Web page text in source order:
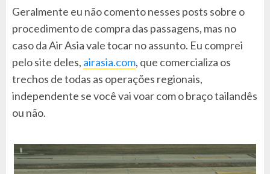
Geralmente eu não comento nesses posts sobre o
procedimento de compra das passagens, mas no
caso da Air Asia vale tocar no assunto. Eu comprei
pelo site deles, airasia.com, que comercializa os
trechos de todas as operações regionais,
independente se você vai voar com o braço tailandês
ou não.